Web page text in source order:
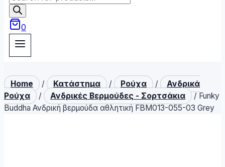
search
0
Home / Κατάστημα / Ρούχα /
Ανδρικά
Ρούχα
/ Ανδρικές Βερμούδες - Σορτσάκια / Funky
Buddha Ανδρική βερμούδα αθλητική FBM013-055-03 Grey